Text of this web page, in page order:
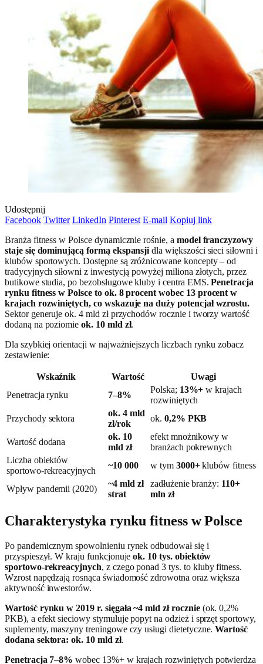
Udostępnij
Facebook Twitter LinkedIn Pinterest E-mail Kopiuj link
Branża fitness w Polsce dynamicznie rośnie, a model franczyzowy
staje się dominującą formą ekspansji dla większości sieci siłowni i
klubów sportowych. Dostępne są zróżnicowane koncepty – od
tradycyjnych siłowni z inwestycją powyżej miliona złotych, przez
butikowe studia, po bezobsługowe kluby i centra EMS.Penetracja
rynku fitness w Polsce to ok. 8 procent wobec 13 procent w
krajach rozwiniętych, co wskazuje na duży potencjał wzrostu.
Sektor generuje ok. 4 mld zł przychodów rocznie i tworzy wartość
dodaną na poziomieok. 10 mld zł.
Dla szybkiej orientacji w najważniejszych liczbach rynku zobacz
zestawienie:
Wskaźnik Wartość
Uwagi
Penetracja rynku
7–8%
Polska; 13%+ w krajach
rozwiniętych
Przychody sektora
ok. 4 mld
zł/rok
ok. 0,2% PKB
Wartość dodana
ok. 10
mld zł
efekt mnożnikowy w
branżach pokrewnych
Liczba obiektów
sportowo‑rekreacyjnych
~10 000 w tym 3000+klubów fitness
Wpływ pandemii (2020)
~4 mld zł
strat
zadłużenie branży: 110+
mln zł
Charakterystyka rynku fitness w Polsce
Po pandemicznym spowolnieniu rynek odbudował się i
przyspieszył. W kraju funkcjonujeok. 10 tys. obiektów
sportowo‑rekreacyjnych, z czego ponad 3 tys. to kluby fitness.
Wzrost napędzają rosnąca świadomość zdrowotna oraz większa
aktywność inwestorów.
Wartość rynku w 2019 r. sięgała ~4 mld zł rocznie(ok. 0,2%
PKB), a efekt sieciowy stymuluje popyt na odzież i sprzęt sportowy,
suplementy, maszyny treningowe czy usługi dietetyczne.Wartość
dodana sektora: ok. 10 mld zł.
Penetracja 7–8% wobec 13%+ w krajach rozwiniętych potwierdza